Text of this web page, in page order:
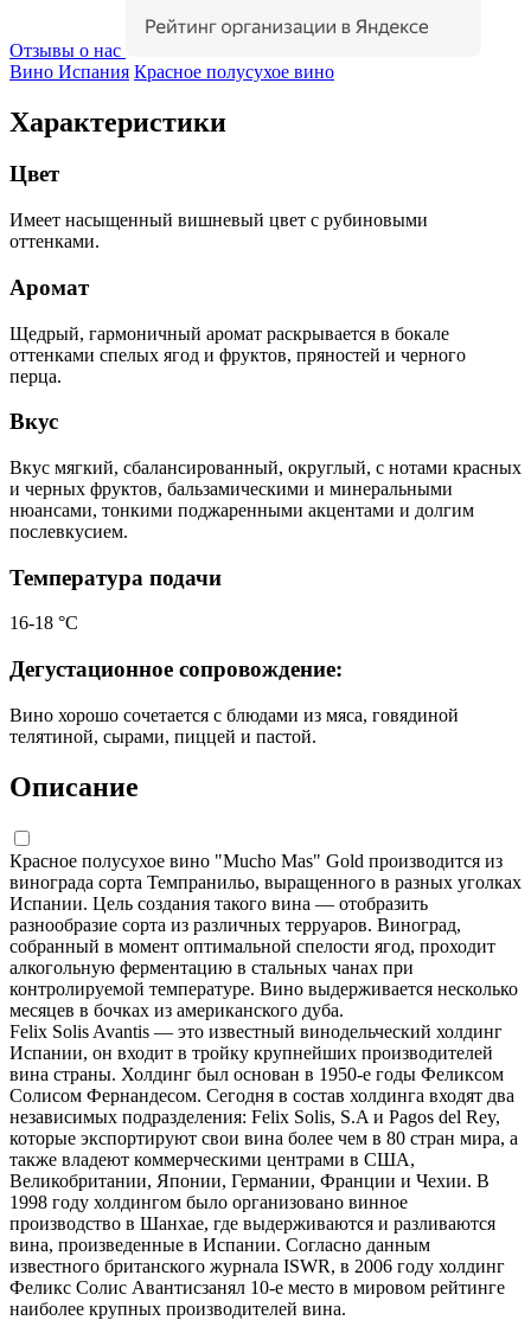
Отзывы о нас
Вино Испания Красное полусухое вино
Характеристики
Цвет
Имеет насыщенный вишневый цвет с рубиновыми
оттенками.
Аромат
Щедрый, гармоничный аромат раскрывается в бокале
оттенками спелых ягод и фруктов, пряностей и черного
перца.
Вкус
Вкус мягкий, сбалансированный, округлый, с нотами красных
и черных фруктов, бальзамическими и минеральными
нюансами, тонкими поджаренными акцентами и долгим
послевкусием.
Температура подачи
16-18 °С
Дегустационное сопровождение:
Вино хорошо сочетается с блюдами из мяса, говядиной
телятиной, сырами, пиццей и пастой.
Описание
Красное полусухое вино "Mucho Mas" Gold производится из
винограда сорта Темпранильо, выращенного в разных уголках
Испании. Цель создания такого вина — отобразить
разнообразие сорта из различных терруаров. Виноград,
собранный в момент оптимальной спелости ягод, проходит
алкогольную ферментацию в стальных чанах при
контролируемой температуре. Вино выдерживается несколько
месяцев в бочках из американского дуба.
Felix Solis Avantis — это известный винодельческий холдинг
Испании, он входит в тройку крупнейших производителей
вина страны. Холдинг был основан в 1950-е годы Феликсом
Солисом Фернандесом. Сегодня в состав холдинга входят два
независимых подразделения: Felix Solis, S.A и Pagos del Rey,
которые экспортируют свои вина более чем в 80 стран мира, а
также владеют коммерческими центрами в США,
Великобритании, Японии, Германии, Франции и Чехии. В
1998 году холдингом было организовано винное
производство в Шанхае, где выдерживаются и разливаются
вина, произведенные в Испании. Согласно данным
известного британского журнала ISWR, в 2006 году холдинг
Феликс Солис Авантисзанял 10-е место в мировом рейтинге
наиболее крупных производителей вина.